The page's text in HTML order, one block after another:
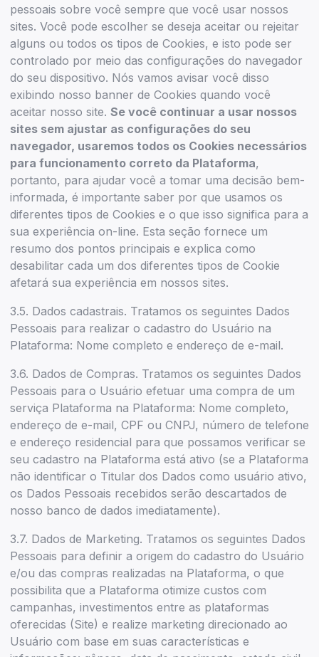
pessoais sobre você sempre que você usar nossos
sites. Você pode escolher se deseja aceitar ou rejeitar
alguns ou todos os tipos de Cookies, e isto pode ser
controlado por meio das configurações do navegador
do seu dispositivo. Nós vamos avisar você disso
exibindo nosso banner de Cookies quando você
aceitar nosso site. Se você continuar a usar nossos
sites sem ajustar as configurações do seu
navegador, usaremos todos os Cookies necessários
para funcionamento correto da Plataforma,
portanto, para ajudar você a tomar uma decisão bem-
informada, é importante saber por que usamos os
diferentes tipos de Cookies e o que isso significa para a
sua experiência on-line. Esta seção fornece um
resumo dos pontos principais e explica como
desabilitar cada um dos diferentes tipos de Cookie
afetará sua experiência em nossos sites.
3.5. Dados cadastrais. Tratamos os seguintes Dados
Pessoais para realizar o cadastro do Usuário na
Plataforma: Nome completo e endereço de e-mail.
3.6. Dados de Compras. Tratamos os seguintes Dados
Pessoais para o Usuário efetuar uma compra de um
serviça Plataforma na Plataforma: Nome completo,
endereço de e-mail, CPF ou CNPJ, número de telefone
e endereço residencial para que possamos verificar se
seu cadastro na Plataforma está ativo (se a Plataforma
não identificar o Titular dos Dados como usuário ativo,
os Dados Pessoais recebidos serão descartados de
nosso banco de dados imediatamente).
3.7. Dados de Marketing. Tratamos os seguintes Dados
Pessoais para definir a origem do cadastro do Usuário
e/ou das compras realizadas na Plataforma, o que
possibilita que a Plataforma otimize custos com
campanhas, investimentos entre as plataformas
oferecidas (Site) e realize marketing direcionado ao
Usuário com base em suas características e